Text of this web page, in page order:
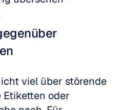
viel über störende
Etiketten oder